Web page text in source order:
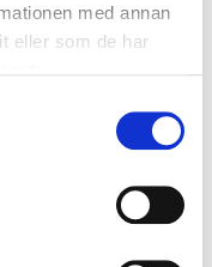
med annan
eller som de har